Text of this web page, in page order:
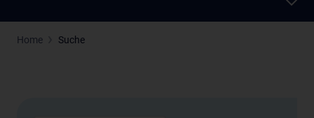
Home Suche